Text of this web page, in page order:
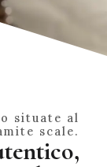
situate al
scale.